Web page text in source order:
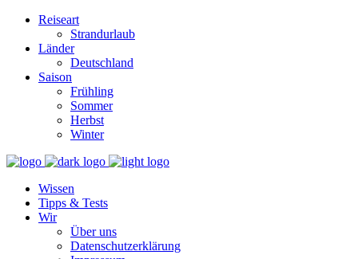
Reiseart
Strandurlaub
Länder
Deutschland
Saison
Frühling
Sommer
Herbst
Winter
Wissen
Tipps & Tests
Wir
Über uns
Datenschutzerklärung